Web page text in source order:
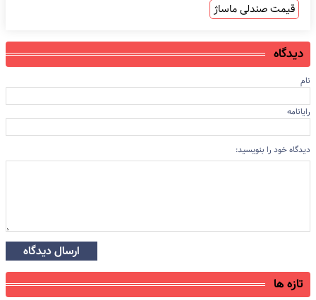
قیمت صندلی ماساژ
دیدگاه
نام
رایانامه
دیدگاه خود را بنویسید:
ارسال دیدگاه
تازه ها